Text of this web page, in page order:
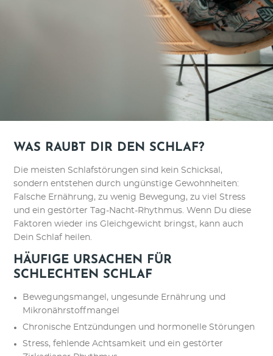
WAS RAUBT DIR DEN SCHLAF?
Die meisten Schlafstörungen sind kein Schicksal,
sondern entstehen durch ungünstige Gewohnheiten:
Falsche Ernährung, zu wenig Bewegung, zu viel Stress
und ein gestörter Tag-Nacht-Rhythmus. Wenn Du diese
Faktoren wieder ins Gleichgewicht bringst, kann auch
Dein Schlaf heilen.
HÄUFIGE URSACHEN FÜR
SCHLECHTEN SCHLAF
Bewegungsmangel, ungesunde Ernährung und
Mikronährstoffmangel
Chronische Entzündungen und hormonelle Störungen
Stress, fehlende Achtsamkeit und ein gestörter